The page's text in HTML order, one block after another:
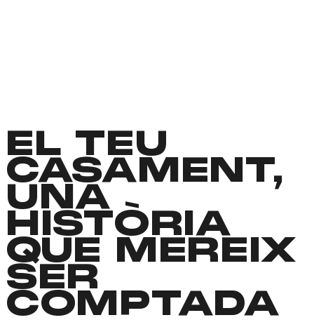
EL TEU
CASAMENT,
UNA
HISTÒRIA
QUE MEREIX
SER
COMPTADA